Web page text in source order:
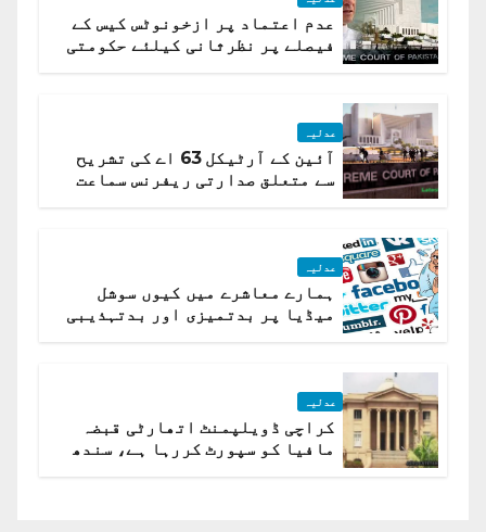
عدم اعتماد پر ازخونوٹس کیس کے
فیصلے پر نظرثانی کیلئے حکومتی
عدلیہ
آئین کے آرٹیکل 63 اے کی تشریح
سے متعلق صدارتی ریفرنس سماعت
عدلیہ
ہمارے معاشرے میں کیوں سوشل
میڈیا پر بدتمیزی اور بدتہذیبی
عدلیہ
کراچی ڈویلپمنٹ اتھارٹی قبضہ
مافیا کو سپورٹ کررہا ہے، سندھ